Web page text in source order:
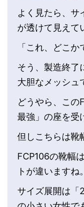
よく見たら、サ
が透けて見えて
「これ、どこ
そう、製造終了
大胆なメッシュ
どうやら、この
最強」の座を受
但しこちらは靴
FCP106の靴幅
トが違いますね。
サイズ展開は「